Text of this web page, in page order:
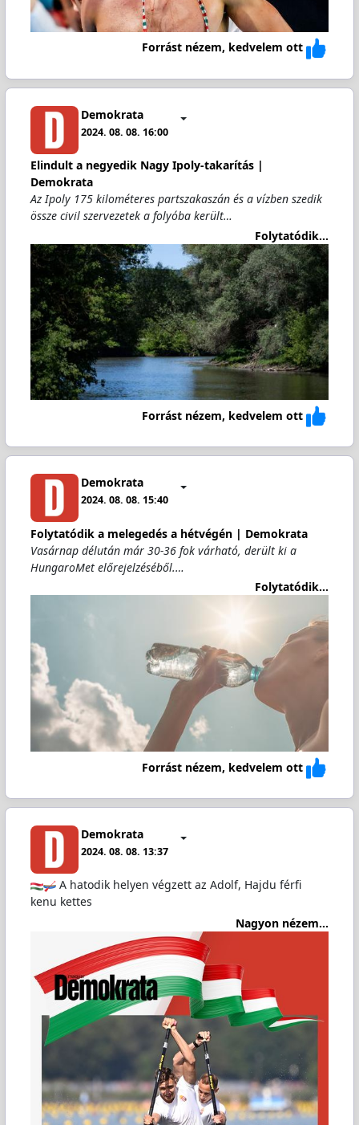
Forrást nézem, kedvelem ott
Demokrata
2024. 08. 08. 16:00
Elindult a negyedik Nagy Ipoly-takarítás |
Demokrata
Az Ipoly 175 kilométeres partszakaszán és a vízben szedik
össze civil szervezetek a folyóba került…
Folytatódik...
Forrást nézem, kedvelem ott
Demokrata
2024. 08. 08. 15:40
Folytatódik a melegedés a hétvégén | Demokrata
Vasárnap délután már 30-36 fok várható, derült ki a
HungaroMet előrejelzéséből.…
Folytatódik...
Forrást nézem, kedvelem ott
Demokrata
2024. 08. 08. 13:37
A hatodik helyen végzett az Adolf, Hajdu férfi
kenu kettes
Nagyon nézem...